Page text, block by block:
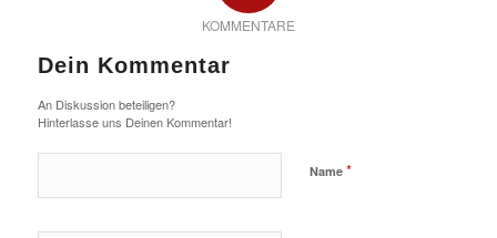
KOMMENTARE
Dein Kommentar
An Diskussion beteiligen?
Hinterlasse uns Deinen Kommentar!
Name *